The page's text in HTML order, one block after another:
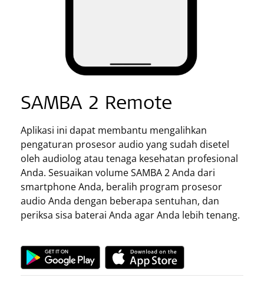
SAMBA 2 Remote
Aplikasi ini dapat membantu mengalihkan
pengaturan prosesor audio yang sudah disetel
oleh audiolog atau tenaga kesehatan profesional
Anda. Sesuaikan volume SAMBA 2 Anda dari
smartphone Anda, beralih program prosesor
audio Anda dengan beberapa sentuhan, dan
periksa sisa baterai Anda agar Anda lebih tenang.